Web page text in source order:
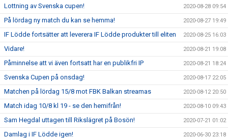
Lottning av Svenska cupen! 2020-08-28 09:54
På lördag ny match du kan se hemma! 2020-08-27 19:49
IF Lödde fortsätter att leverera IF Lödde produkter till eliten 2020-08-25 16:03
Vidare! 2020-08-21 19:08
Påminnelse att vi även fortsatt har en publikfri IP 2020-08-21 18:24
Svenska Cupen på onsdag! 2020-08-17 22:05
Matchen på lördag 15/8 mot FBK Balkan streamas 2020-08-12 20:50
Match idag 10/8 kl 19 - se den hemifrån! 2020-08-10 09:43
Sam Hegdal uttagen till Rikslägret på Bosön! 2020-07-21 01:02
Damlag i IF Lödde igen! 2020-06-30 23:18